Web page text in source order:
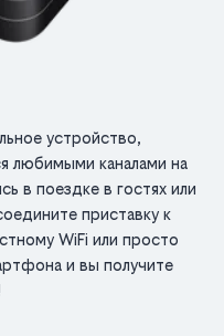
устройство,
любимыми каналами на
в поездке в гостях или
приставку к
WiFi или просто
и вы получите